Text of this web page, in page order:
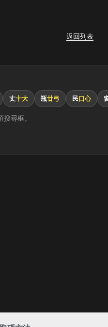
返回列表
丈十大 瓶廿弓 民口心
尋框。